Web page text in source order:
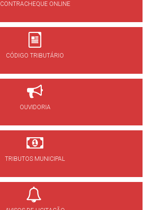
CONTRACHEQUE ONLINE
CÓDIGO TRIBUTÁRIO
OUVIDORIA
TRIBUTOS MUNICIPAL